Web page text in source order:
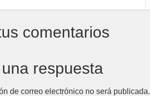
comentarios
respuesta
de correo electrónico no será publicada.